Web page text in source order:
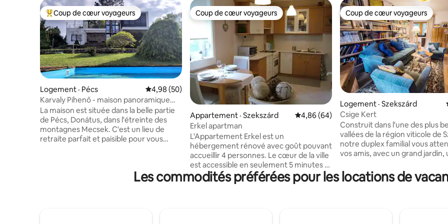
Coup de cœur voyageurs parmi les plus aimés
Coup de cœur voyageurs
Logement · Pécs Note moyenne de 4,98 sur 5, 50 commentaires
4,98 (50)
Karvaly Pihenő - maison panoramique
privée
La maison est située dans la belle partie
de Pécs, Donátus, dans l'étreinte des
montagnes Mecsek. C'est un lieu de
retraite parfait et paisible pour vous
Coup de cœur voyageurs
Coup de cœur voyageurs
Appartement · Szekszárd Note moyenne de 4,86 sur 5, 64
4,86 (64)
Erkel apartman
L'Appartement Erkel est un
hébergement rénové avec goût pouvant
accueillir 4 personnes. Le cœur de la ville
est accessible en seulement 5 minutes à
pied. Situé dans une petite rue calme et
tranquille, avec un parking gratuit toute
Coup de cœur voyageurs
Coup de cœur voyageurs
Logement · Szekszárd
Csige Kert
Construit dans l'une des plus
vallées de la région viticole de
notre duplex familial vous
vos amis, avec un grand jardin,
l'occasion de visiter vos
hongrois préférés, de faire de
de se perdre dans le travail, de
Les commodités préférées pour les locations de